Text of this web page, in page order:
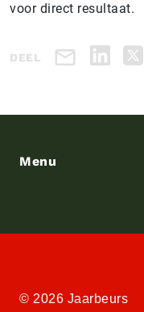
voor direct resultaat.
DEEL
Menu
© 2026 Jaarbeurs